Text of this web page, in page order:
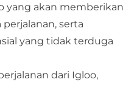
yang akan memberikan
serta
yang tidak terduga
dari Igloo,